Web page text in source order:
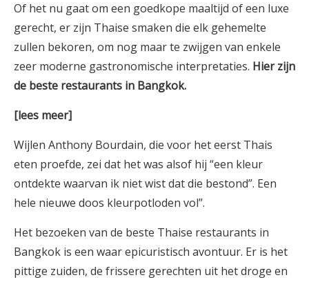
Of het nu gaat om een goedkope maaltijd of een luxe
gerecht, er zijn Thaise smaken die elk gehemelte
zullen bekoren, om nog maar te zwijgen van enkele
zeer moderne gastronomische interpretaties. Hier zijn
de beste restaurants in Bangkok.
[lees meer]
Wijlen Anthony Bourdain, die voor het eerst Thais
eten proefde, zei dat het was alsof hij “een kleur
ontdekte waarvan ik niet wist dat die bestond”. Een
hele nieuwe doos kleurpotloden vol”.
Het bezoeken van de beste Thaise restaurants in
Bangkok is een waar epicuristisch avontuur. Er is het
pittige zuiden, de frissere gerechten uit het droge en